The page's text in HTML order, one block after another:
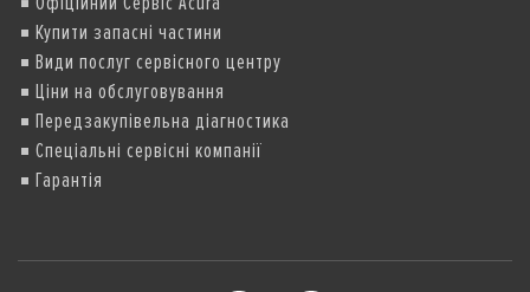
Купити запасні частини
Види послуг сервісного центру
Ціни на обслуговування
Передзакупівельна діагностика
Спеціальні сервісні компанії
Гарантія